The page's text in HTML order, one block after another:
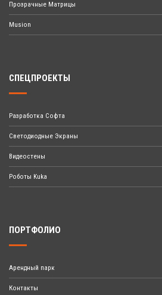
Прозрачные Матрицы
Musion
СПЕЦПРОЕКТЫ
Разработка Софта
Светодиодные Экраны
Видеостены
Роботы Kuka
ПОРТФОЛИО
Арендный парк
Контакты